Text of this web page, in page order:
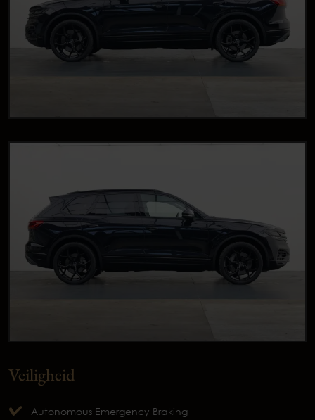
Veiligheid
Autonomous Emergency Braking